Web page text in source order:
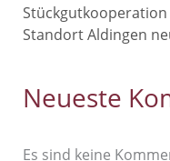
Standort Aldingen
Neueste
Es sind keine